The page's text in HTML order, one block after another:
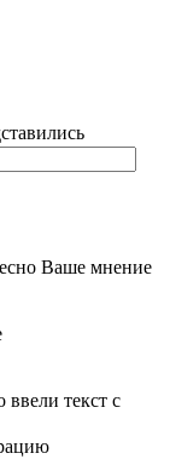
Ваше мнение
текст с